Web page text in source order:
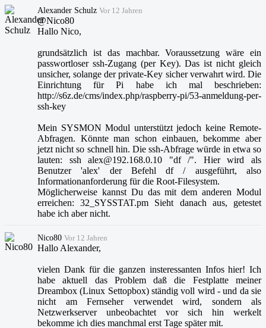
Alexander Schulz Vor 12 Jahren
@Nico80
Hallo Nico,
grundsätzlich ist das machbar. Voraussetzung wäre ein
passwortloser ssh-Zugang (per Key). Das ist nicht gleich
unsicher, solange der private-Key sicher verwahrt wird. Die
Einrichtung für Pi habe ich mal beschrieben:
http://s6z.de/cms/index.php/raspberry-pi/53-anmeldung-per-
ssh-key
Mein SYSMON Modul unterstützt jedoch keine Remote-
Abfragen. Könnte man schon einbauen, bekomme aber
jetzt nicht so schnell hin. Die ssh-Abfrage würde in etwa so
lauten: ssh alex@192.168.0.10 "df /". Hier wird als
Benutzer 'alex' der Befehl df / ausgeführt, also
Informationanforderung für die Root-Filesystem.
Möglicherweise kannst Du das mit dem anderen Modul
erreichen: 32_SYSSTAT.pm Sieht danach aus, getestet
habe ich aber nicht.
Nico80 Vor 12 Jahren
Hallo Alexander,
vielen Dank für die ganzen insteressanten Infos hier! Ich
habe aktuell das Problem daß die Festplatte meiner
Dreambox (Linux Settopbox) ständig voll wird - und da sie
nicht am Fernseher verwendet wird, sondern als
Netzwerkserver unbeobachtet vor sich hin werkelt
bekomme ich dies manchmal erst Tage später mit.